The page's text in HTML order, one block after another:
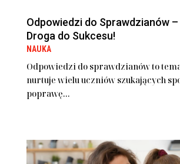
Odpowiedzi do Sprawdzianów
Droga do Sukcesu!
NAUKA
Odpowiedzi do sprawdzianów to
nurtuje wielu uczniów szukających
poprawę...